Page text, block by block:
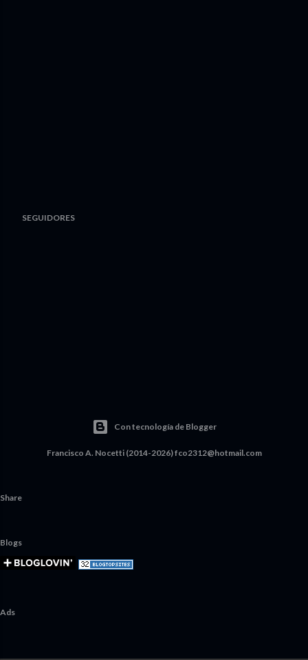
SEGUIDORES
Con tecnología de Blogger
Francisco A. Nocetti (2014-2026) fco2312@hotmail.com
Share
Blogs
Ads